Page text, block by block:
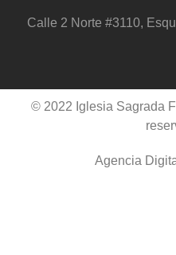
Calle 2 Norte #3110,
© 2022 Iglesia Sagrada
Agencia